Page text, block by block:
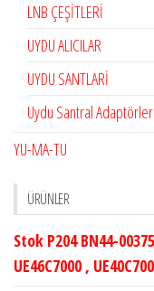
LNB ÇEŞİTLERİ
UYDU ALICILAR
UYDU SANTLARİ
Uydu Santral Adaptörleri
YU-MA-TU
ÜRÜNLER
Stok P204 BN44-
UE46C7000 ,